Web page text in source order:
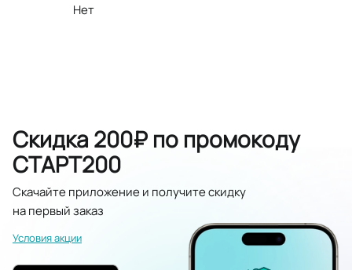
Нет
Скидка 200₽ по промокоду
СТАРТ200
Скачайте приложение и получите скидку
на первый заказ
Условия акции